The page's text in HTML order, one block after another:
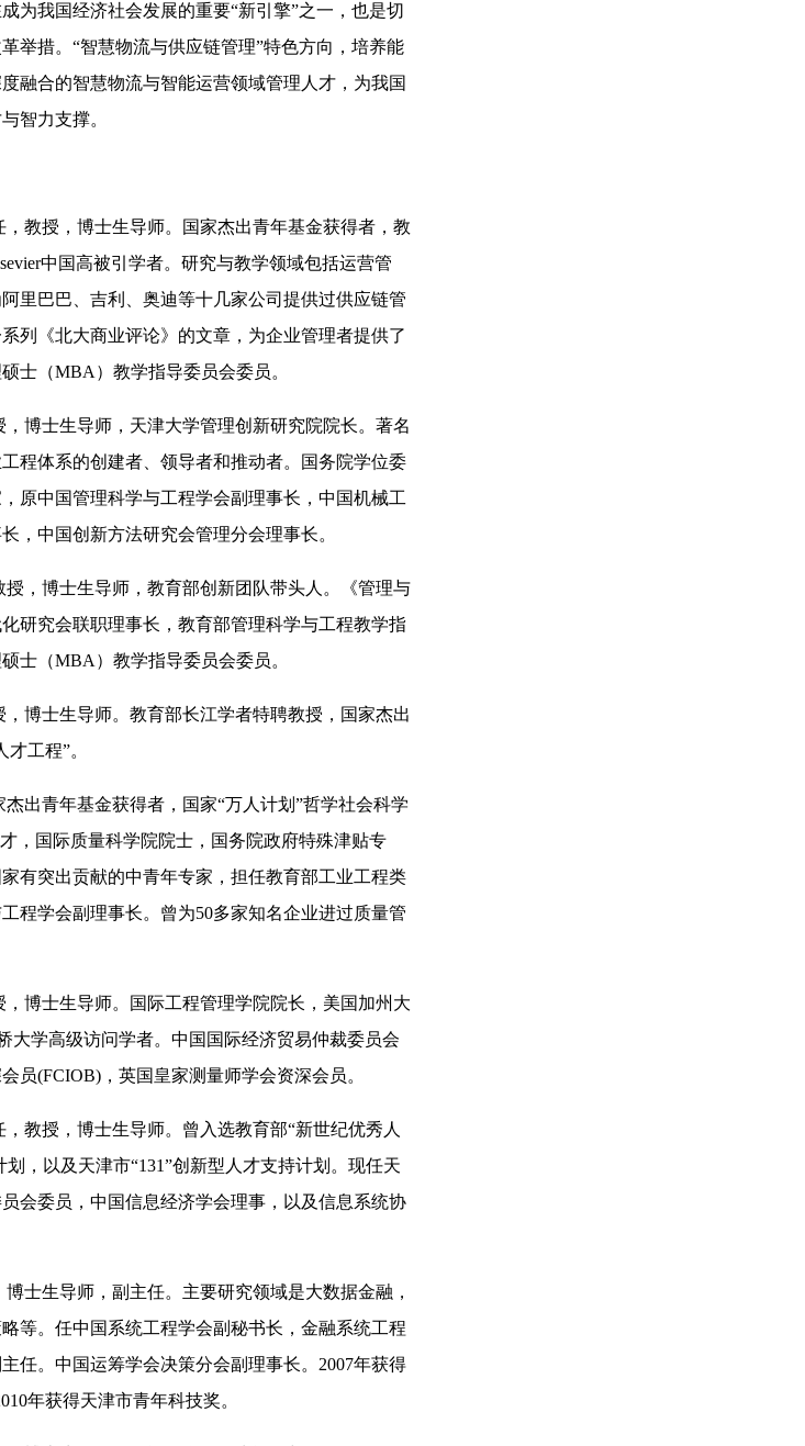
为我国经济社会发展的重要“新引擎”之一，也是切
举措。“智慧物流与供应链管理”特色方向，培养能
融合的智慧物流与智能运营领域管理人才，为我国
智力支撑。
教授，博士生导师。国家杰出青年基金获得者，教
中国高被引学者。研究与教学领域包括运营管
里巴巴、吉利、奥迪等十几家公司提供过供应链管
列《北大商业评论》的文章，为企业管理者提供了
士（MBA）教学指导委员会委员。
博士生导师，天津大学管理创新研究院院长。著名
程体系的创建者、领导者和推动者。国务院学位委
原中国管理科学与工程学会副理事长，中国机械工
，中国创新方法研究会管理分会理事长。
，博士生导师，教育部创新团队带头人。《管理与
研究会联职理事长，教育部管理科学与工程教学指
士（MBA）教学指导委员会委员。
博士生导师。教育部长江学者特聘教授，国家杰出
工程”。
出青年基金获得者，国家“万人计划”哲学社会科学
，国际质量科学院院士，国务院政府特殊津贴专
有突出贡献的中青年专家，担任教育部工业工程类
程学会副理事长。曾为50多家知名企业进过质量管
博士生导师。国际工程管理学院院长，美国加州大
大学高级访问学者。中国国际经济贸易仲裁委员会
员(FCIOB)，英国皇家测量师学会资深会员。
教授，博士生导师。曾入选教育部“新世纪优秀人
，以及天津市“131”创新型人才支持计划。现任天
会委员，中国信息经济学会理事，以及信息系统协
士生导师，副主任。主要研究领域是大数据金融，
等。任中国系统工程学会副秘书长，金融系统工程
任。中国运筹学会决策分会副理事长。2007年获得
年获得天津市青年科技奖。